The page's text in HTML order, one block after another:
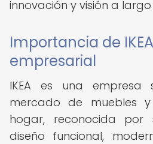
innovación y visión a
Importancia de
empresarial
IKEA es una
mercado de muebles
hogar, reconocida
diseño funcional,